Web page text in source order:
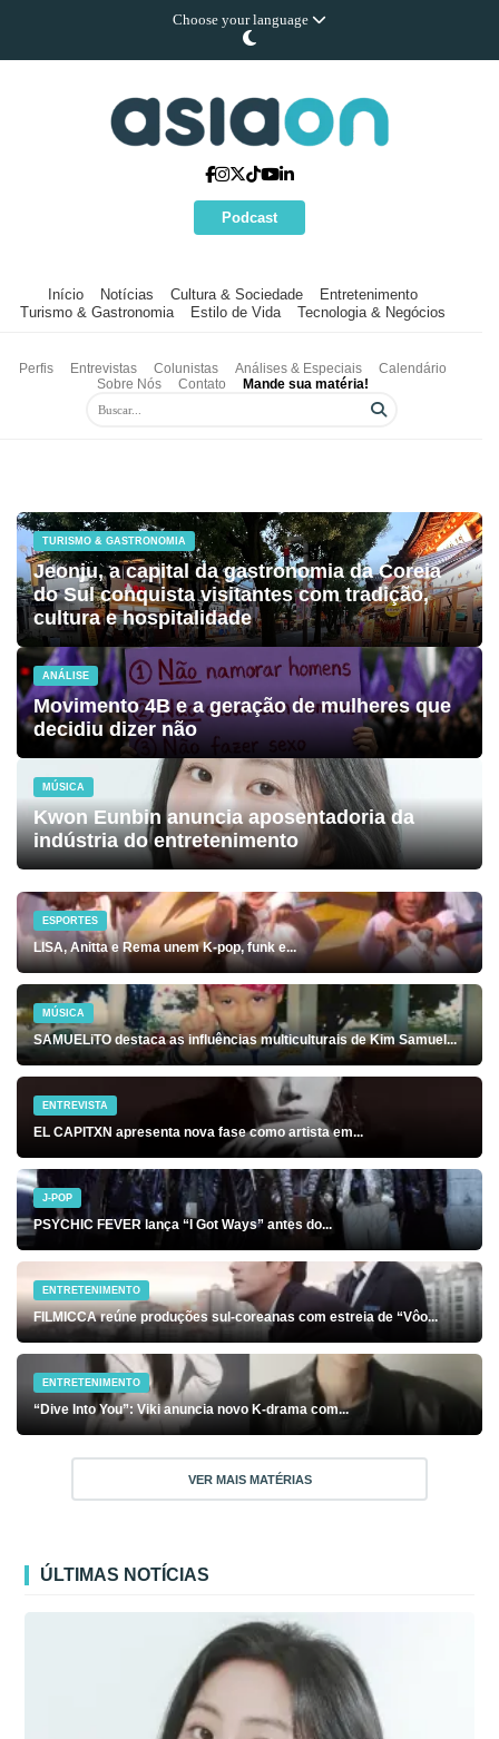
Choose your language
Podcast
Início Notícias Cultura & Sociedade
Entretenimento
Turismo & Gastronomia
Estilo de Vida Tecnologia & Negócios
Perfis Entrevistas Colunistas Análises & Especiais
Calendário
Sobre Nós
Contato Mande sua matéria!
TURISMO & GASTRONOMIA
Jeonju, a capital da gastronomia da Coreia
do Sul conquista visitantes com tradição,
cultura e hospitalidade
ANÁLISE
Movimento 4B e a geração de mulheres que
decidiu dizer não
MÚSICA
Kwon Eunbin anuncia aposentadoria da
indústria do entretenimento
ESPORTES
LISA, Anitta e Rema unem K-pop, funk e...
MÚSICA
SAMUELiTO destaca as influências multiculturais de Kim Samuel...
ENTREVISTA
EL CAPITXN apresenta nova fase como artista em...
J-POP
PSYCHIC FEVER lança “I Got Ways” antes do...
ENTRETENIMENTO
FILMICCA reúne produções sul-coreanas com estreia de “Vôo...
ENTRETENIMENTO
“Dive Into You”: Viki anuncia novo K-drama com...
VER MAIS MATÉRIAS
ÚLTIMAS NOTÍCIAS